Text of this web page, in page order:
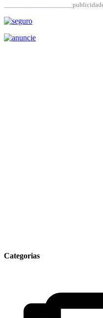
Categorias